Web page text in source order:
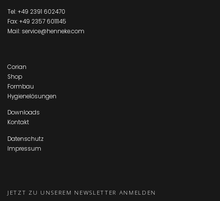
Tel:+49 2391 602470
Fax: +49 2357 6011145
Mail: service@henneke.com
Corian
Shop
Formbau
Hygienelösungen
Downloads
Kontakt
Datenschutz
Impressum
JETZT ZU UNSEREM NEWSLETTER ANMELDEN